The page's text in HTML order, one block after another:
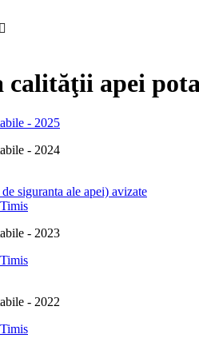
calităţii apei
- 2025
- 2024
siguranta ale apei) avizate
- 2023
- 2022